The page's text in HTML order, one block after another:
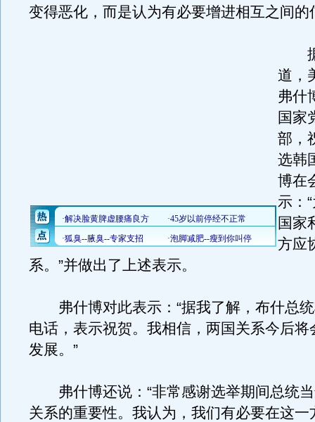
变得恶化，而是认为有必要增进相互之间的
据
道，
弗什
国家
部，
选韩
博在
示：
国家
方应
系。”并做出了上述表示。
弗什博对此表示：“据我了解，布什总统
电话，表示祝贺。我相信，两国关系今后将
发展。”
弗什博还说：“非常感谢选举期间总统当
关系的重要性。我认为，我们有必要在这一